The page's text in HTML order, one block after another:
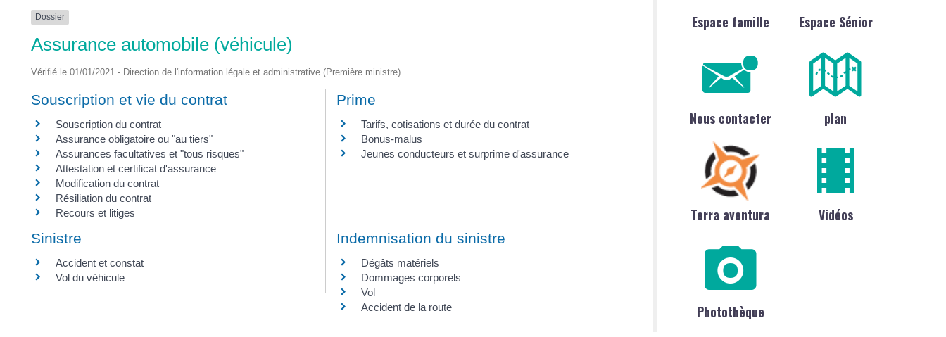
POTS
Dossier
Assurance automobile (véhicule)
Vérifié le 01/01/2021 - Direction de l'information légale et administrative (Première ministre)
Souscription et vie du contrat
Souscription du contrat
Assurance obligatoire ou "au tiers"
Assurances facultatives et "tous risques"
Attestation et certificat d'assurance
Modification du contrat
Résiliation du contrat
Recours et litiges
Prime
Tarifs, cotisations et durée du contrat
Bonus-malus
Jeunes conducteurs et surprime d'assurance
Sinistre
Accident et constat
Vol du véhicule
Indemnisation du sinistre
Dégâts matériels
Dommages corporels
Vol
Accident de la route
Espace famille Espace Sénior
Nous contacter plan
Terra aventura Vidéos
Photothèque